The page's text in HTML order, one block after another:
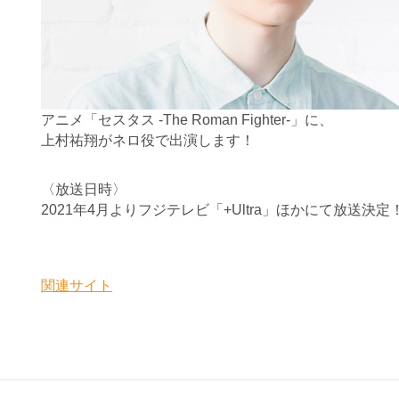
アニメ「セスタス -The Roman Fighter-」に、
上村祐翔がネロ役で出演します！
〈放送日時〉
2021年4月よりフジテレビ「+Ultra」ほかにて放送決定
関連サイト